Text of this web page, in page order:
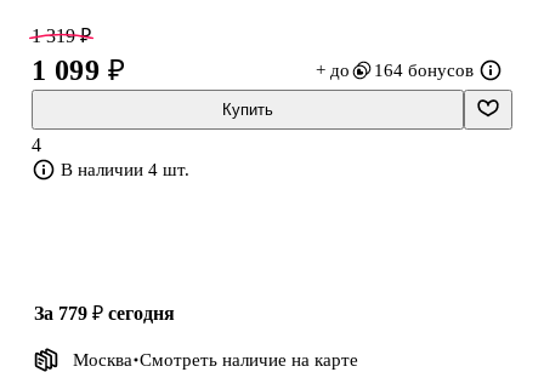
Издание рекомендовано специалистам (психологам, логопедам,
учителям), работающим с учениками начальных классов, а также
1 319 ₽
1 099 ₽ + до 164 бонусов
Купить
4
В наличии 4 шт.
за 779 ₽ сегодня
Москва Смотреть наличие на карте